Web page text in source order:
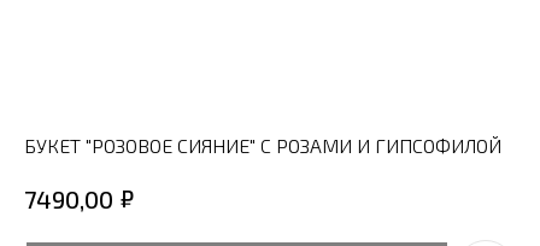
БУКЕТ "РОЗОВОЕ СИЯНИЕ" С РОЗАМИ И ГИПСОФИЛОЙ
7490,00 ₽